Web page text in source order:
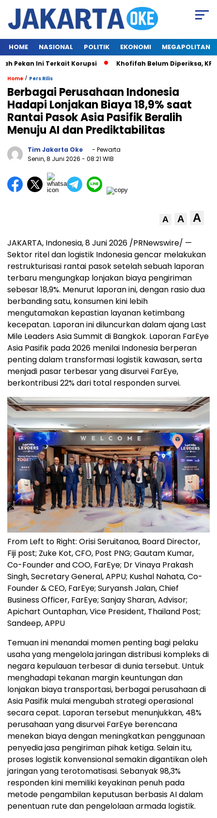
HOME NASIONAL POLITIK EKONOMI MEGAPOLITAN
Ini Terkait Korupsi Khofifah Belum Diperiksa, KPK
Home / Pers Rilis
Berbagai Perusahaan Indonesia
Hadapi Lonjakan Biaya 18,9% saat
Rantai Pasok Asia Pasifik Beralih
Menuju AI dan Prediktabilitas
Tim Jakarta Oke
- Pewarta
Senin, 8 Juni 2026 - 08:21 WIB
A A A
JAKARTA, Indonesia, 8 Juni 2026 /PRNewswire/ —
Sektor ritel dan logistik Indonesia gencar melakukan
restrukturisasi rantai pasok setelah sebuah laporan
terbaru mengungkap lonjakan biaya pengiriman
sebesar 18,9%. Menurut laporan ini, dengan rasio dua
berbanding satu, konsumen kini lebih
mengutamakan kepastian layanan ketimbang
kecepatan. Laporan ini diluncurkan dalam ajang Last
Mile Leaders Asia Summit di Bangkok. Laporan FarEye
Asia Pasifik pada 2026 menilai Indonesia berperan
penting dalam transformasi logistik kawasan, serta
menjadi pasar terbesar yang disurvei FarEye,
berkontribusi 22% dari total responden survei.
From Left to Right: Orisi Seruitanoa, Board Director,
Fiji post; Zuke Kot, CFO, Post PNG; Gautam Kumar,
Co-Founder and COO, FarEye; Dr Vinaya Prakash
Singh, Secretary General, APPU; Kushal Nahata, Co-
Founder & CEO, FarEye; Suryansh Jalan, Chief
Business Officer, FarEye; Sanjay Sharan, Advisor;
Apichart Ountaphan, Vice President, Thailand Post;
Sandeep, APPU
Temuan ini menandai momen penting bagi pelaku
usaha yang mengelola jaringan distribusi kompleks di
negara kepulauan terbesar di dunia tersebut. Untuk
menghadapi tekanan margin keuntungan dan
lonjakan biaya transportasi, berbagai perusahaan di
Asia Pasifik mulai mengubah strategi operasional
secara cepat. Laporan tersebut menunjukkan, 48%
perusahaan yang disurvei FarEye berencana
menekan biaya dengan meningkatkan penggunaan
penyedia jasa pengiriman pihak ketiga. Selain itu,
proses logistik konvensional semakin digantikan oleh
jaringan yang terotomatisasi. Sebanyak 98,3%
responden kini memiliki keyakinan penuh pada
metode pengambilan keputusan berbasis AI dalam
penentuan rute dan pengelolaan armada logistik.